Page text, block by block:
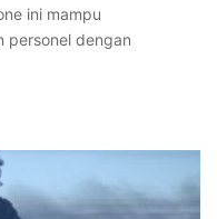
ini mampu
personel dengan